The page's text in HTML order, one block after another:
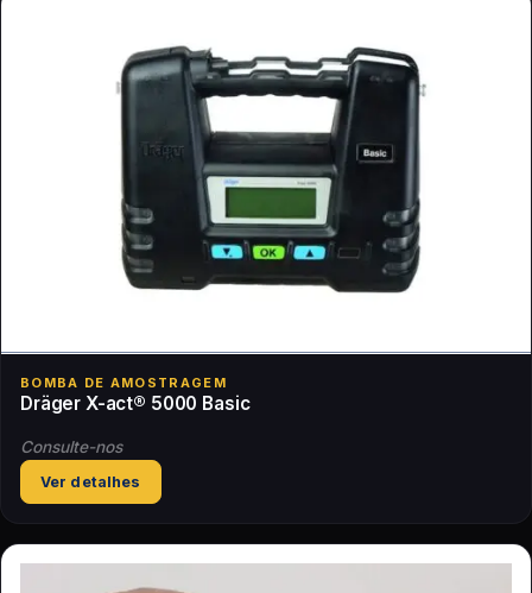
BOMBA DE AMOSTRAGEM
Dräger X-act® 5000 Basic
Consulte-nos
Ver detalhes